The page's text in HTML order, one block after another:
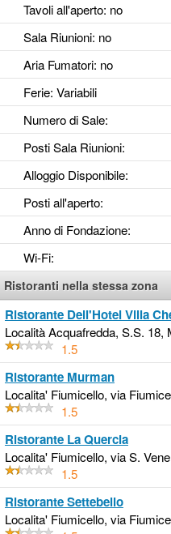
Tavoli all'aperto: no
Sala Riunioni: no
Aria Fumatori: no
Ferie: Variabili
Numero di Sale:
Posti Sala Riunioni:
Alloggio Disponibile:
Posti all'aperto:
Anno di Fondazione:
Wi-Fi:
Ristoranti nella stessa zona
Ristorante Dell'Hotel Villa
Località Acquafredda, S.S. 18,
1.5
Ristorante Murman
Localita' Fiumicello, via
1.5
Ristorante La Quercia
Localita' Fiumicello, via S.
1.5
Ristorante Settebello
Localita' Fiumicello, via